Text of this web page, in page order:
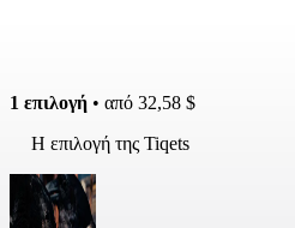
1 επιλογή • από 32,58 $
Η επιλογή της Tiqets